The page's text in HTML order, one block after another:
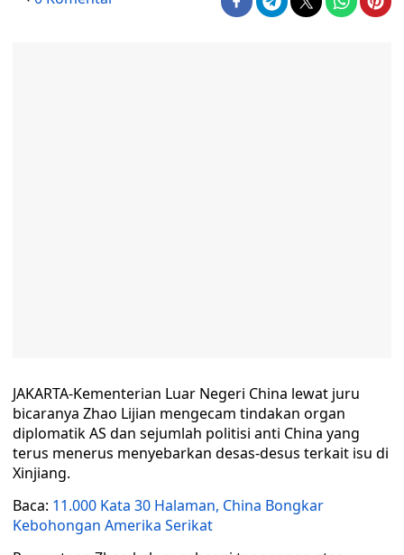
JAKARTA-Kementerian Luar Negeri China lewat juru
bicaranya Zhao Lijian mengecam tindakan organ
diplomatik AS dan sejumlah politisi anti China yang
terus menerus menyebarkan desas-desus terkait isu di
Xinjiang.
Baca: 11.000 Kata 30 Halaman, China Bongkar
Kebohongan Amerika Serikat